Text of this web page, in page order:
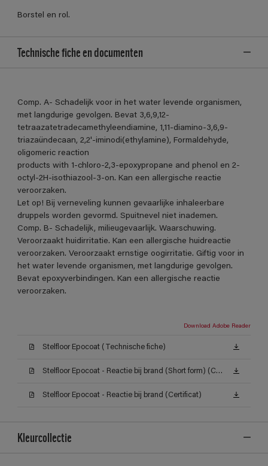
Borstel en rol.
Technische fiche en documenten
Comp. A- Schadelijk voor in het water levende organismen,
met langdurige gevolgen. Bevat 3,6,9,12-
tetraazatetradecamethyleendiamine, 1,11-diamino-3,6,9-
triazaündecaan, 2,2'-iminodi(ethylamine), Formaldehyde,
oligomeric reaction
products with 1-chloro-2,3-epoxypropane and phenol en 2-
octyl-2H-isothiazool-3-on. Kan een allergische reactie
veroorzaken.
Let op! Bij verneveling kunnen gevaarlijke inhaleerbare
druppels worden gevormd. Spuitnevel niet inademen.
Comp. B- Schadelijk, milieugevaarlijk. Waarschuwing.
Veroorzaakt huidirritatie. Kan een allergische huidreactie
veroorzaken. Veroorzaakt ernstige oogirritatie. Giftig voor in
het water levende organismen, met langdurige gevolgen.
Bevat epoxyverbindingen. Kan een allergische reactie
veroorzaken.
Download Adobe Reader
Stelfloor Epocoat (Technische fiche)
Stelfloor Epocoat - Reactie bij brand (Short form) (Certificat)
Stelfloor Epocoat - Reactie bij brand (Certificat)
Kleurcollectie